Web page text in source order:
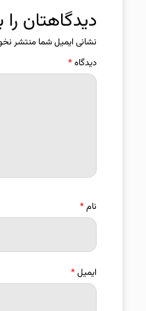
دیدگاهتان را
نشانی ایمیل شما منتشر
دیدگاه*
نام*
ایمیل*